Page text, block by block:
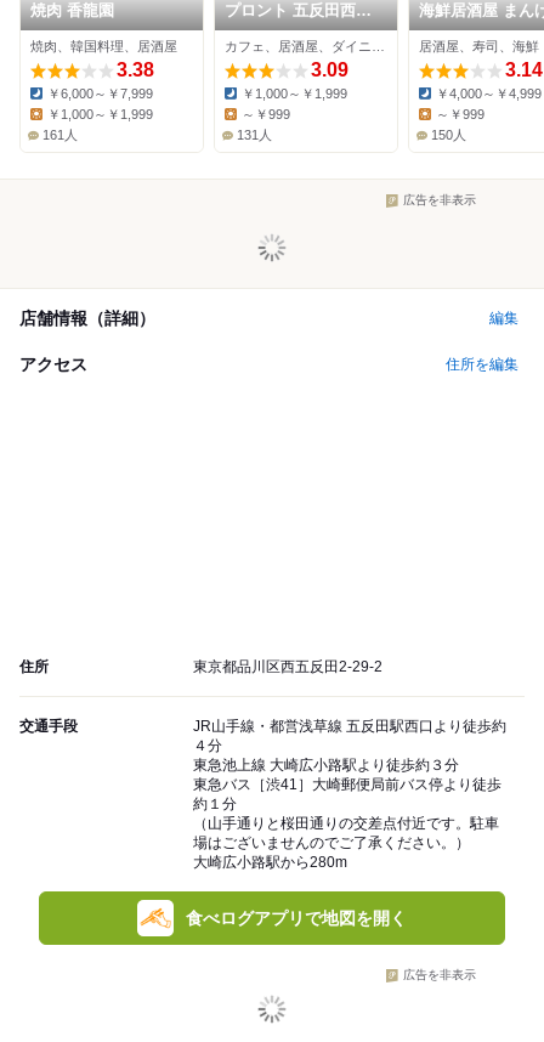
焼肉 香龍園
焼肉、韓国料理、居酒屋
3.38
Dinner:
￥6,000～￥7,999
￥1,000～￥1,999
161人
プロント 五反田西口
店
3.09
Dinner:
￥1,000～￥1,999
～￥999
131人
海鮮居酒屋 まん
すしと刺身 五反
居酒屋、寿司、海鮮
3.14
Dinner:
￥4,000～￥4,999
～￥999
150人
広告を非表示
店舗情報（詳細） 編集
アクセス 住所を編集
住所 東京都品川区西五反田2-29-2
交通手段
JR山手線・都営浅草線 五反田駅西口より徒歩約
４分
東急池上線 大崎広小路駅より徒歩約３分
東急バス［渋41］大崎郵便局前バス停より徒歩
約１分
（山手通りと桜田通りの交差点付近です。駐車
場はございませんのでご了承ください。）
大崎広小路駅から280m
食べログアプリで地図を開く
広告を非表示